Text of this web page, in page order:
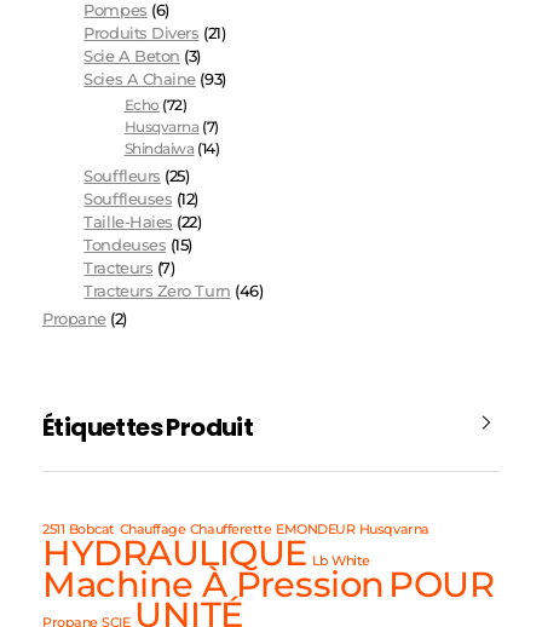
Pompes (6)
Produits Divers (21)
Scie A Beton (3)
Scies A Chaine (93)
Echo (72)
Husqvarna (7)
Shindaiwa (14)
Souffleurs (25)
Souffleuses (12)
Taille-Haies (22)
Tondeuses (15)
Tracteurs (7)
Tracteurs Zero Turn (46)
Propane (2)
Étiquettes Produit
2511 Bobcat Chauffage Chaufferette EMONDEUR Husqvarna
HYDRAULIQUE Lb White
Machine À Pression POUR
Propane SCIE UNITÉ